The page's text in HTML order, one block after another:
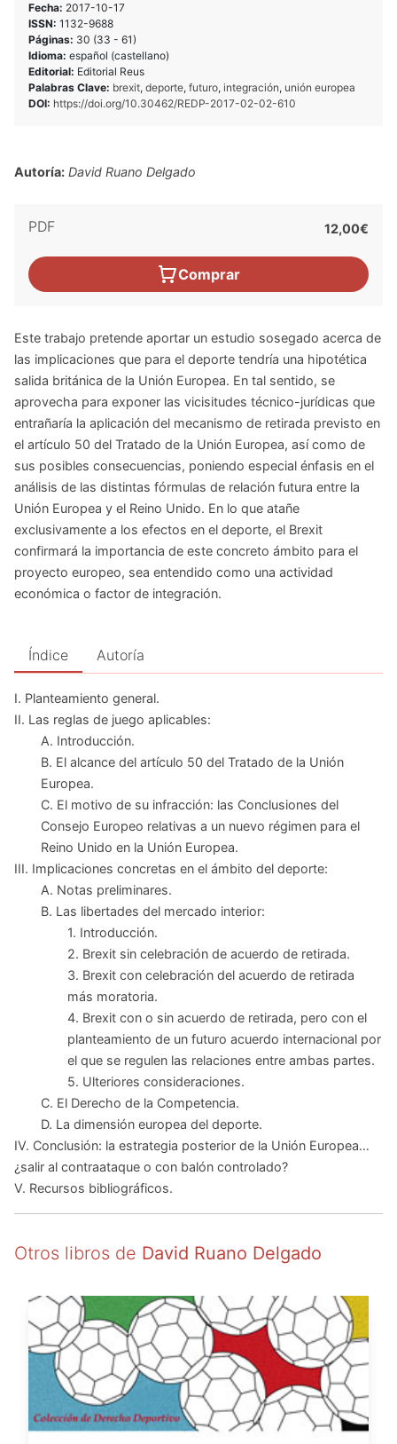
Fecha: 2017-10-17
ISSN: 1132-9688
Páginas: 30 (33 - 61)
Idioma: español (castellano)
Editorial: Editorial Reus
Palabras Clave: brexit, deporte, futuro, integración, unión europea
DOI: https://doi.org/10.30462/REDP-2017-02-02-610
Autoría: David Ruano Delgado
PDF 12,00€
Comprar
Este trabajo pretende aportar un estudio sosegado acerca de
las implicaciones que para el deporte tendría una hipotética
salida británica de la Unión Europea. En tal sentido, se
aprovecha para exponer las vicisitudes técnico-jurídicas que
entrañaría la aplicación del mecanismo de retirada previsto en
el artículo 50 del Tratado de la Unión Europea, así como de
sus posibles consecuencias, poniendo especial énfasis en el
análisis de las distintas fórmulas de relación futura entre la
Unión Europea y el Reino Unido. En lo que atañe
exclusivamente a los efectos en el deporte, el Brexit
confirmará la importancia de este concreto ámbito para el
proyecto europeo, sea entendido como una actividad
económica o factor de integración.
Índice Autoría
I. Planteamiento general.
II. Las reglas de juego aplicables:
A. Introducción.
B. El alcance del artículo 50 del Tratado de la Unión
Europea.
C. El motivo de su infracción: las Conclusiones del
Consejo Europeo relativas a un nuevo régimen para el
Reino Unido en la Unión Europea.
III. Implicaciones concretas en el ámbito del deporte:
A. Notas preliminares.
B. Las libertades del mercado interior:
1. Introducción.
2. Brexit sin celebración de acuerdo de retirada.
3. Brexit con celebración del acuerdo de retirada
más moratoria.
4. Brexit con o sin acuerdo de retirada, pero con el
planteamiento de un futuro acuerdo internacional por
el que se regulen las relaciones entre ambas partes.
5. Ulteriores consideraciones.
C. El Derecho de la Competencia.
D. La dimensión europea del deporte.
IV. Conclusión: la estrategia posterior de la Unión Europea…
¿salir al contraataque o con balón controlado?
V. Recursos bibliográficos.
Otros libros de David Ruano Delgado